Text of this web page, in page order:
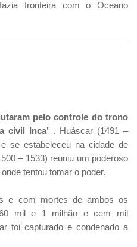
fronteira com o Oceano
pelo controle do trono
civil Inca’ . Huáscar (1491 –
se estabeleceu na cidade de
– 1533) reuniu um poderoso
tentou tomar o poder.
e com mortes de ambos os
mil e 1 milhão e cem mil
foi capturado e condenado a